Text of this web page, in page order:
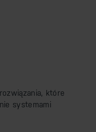
które
systemami